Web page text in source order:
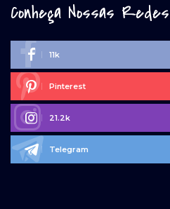
Conheça Nossas Redes
11k
Pinterest
21.2k
Telegram